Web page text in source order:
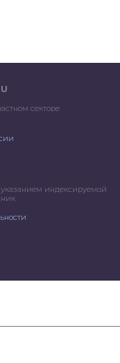
секторе
индексируемой